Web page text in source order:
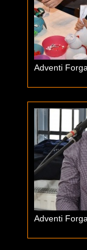
Adventi
Adventi